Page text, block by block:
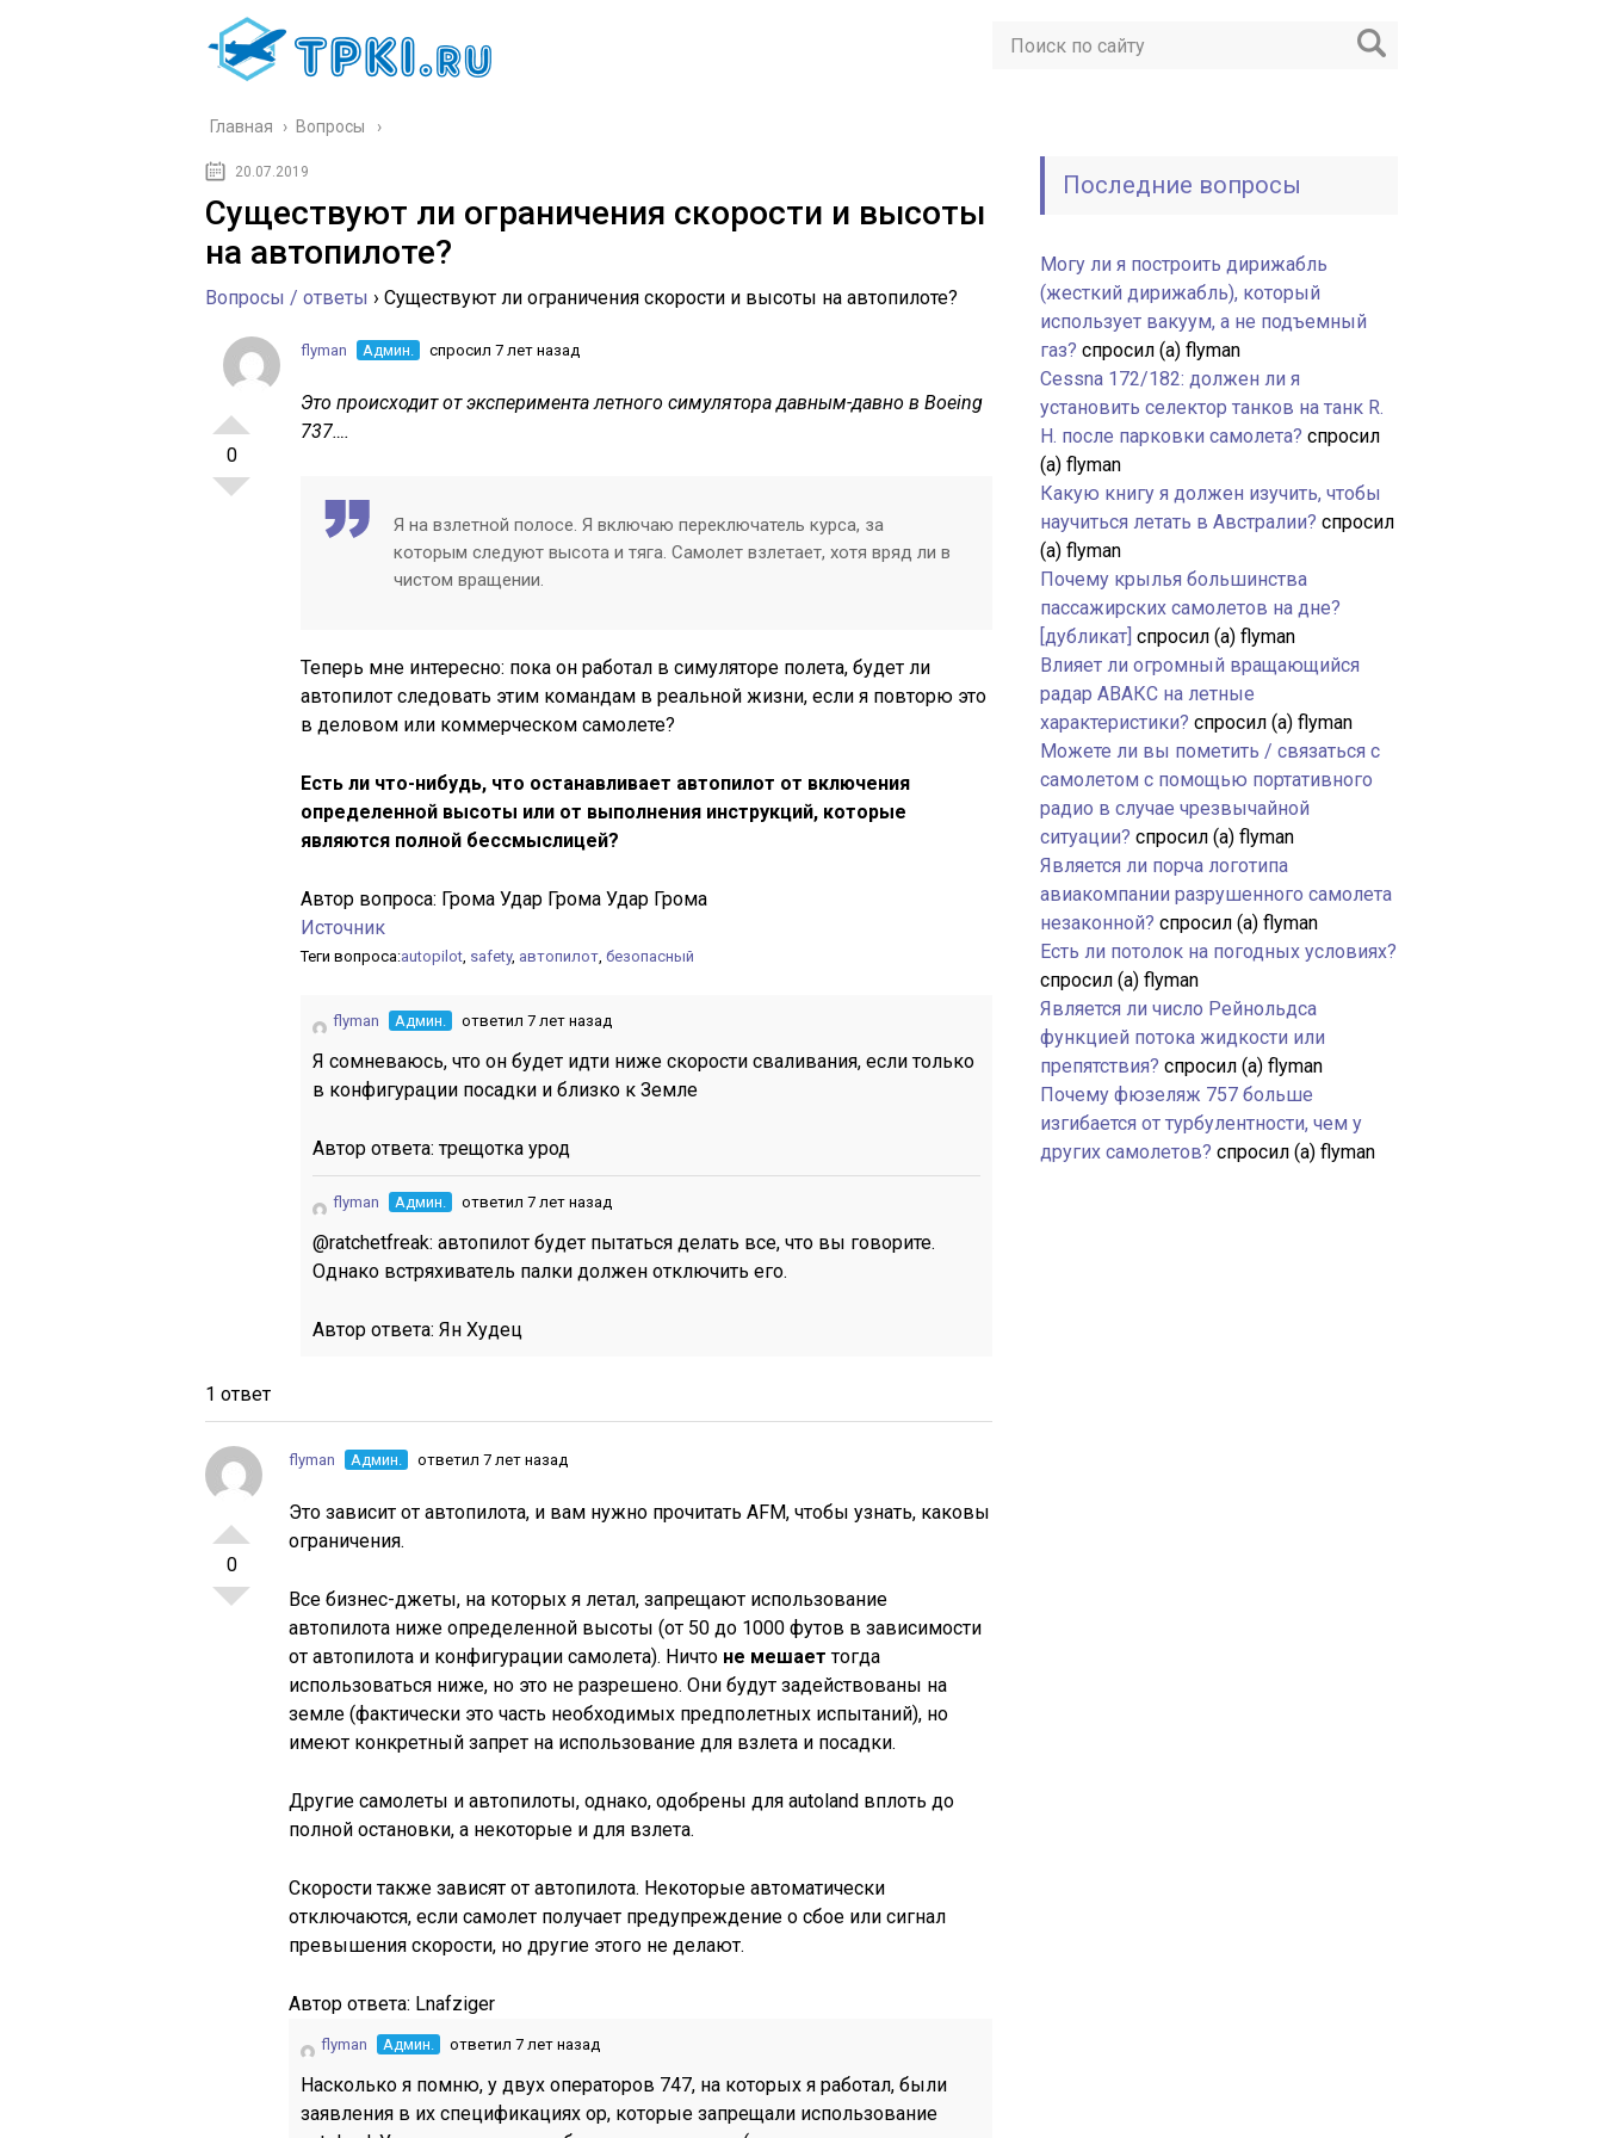
Главная › Вопросы
20.07.2019
Существуют ли ограничения скорости и высоты
на автопилоте?
Вопросы / ответы › Существуют ли ограничения скорости и высоты на автопилоте?
0
flyman Админ. спросил 7 лет назад
Это происходит от эксперимента летного симулятора давным-давно в Boeing
737….
Я на взлетной полосе. Я включаю переключатель курса, за
которым следуют высота и тяга. Самолет взлетает, хотя вряд ли в
чистом вращении.
Теперь мне интересно: пока он работал в симуляторе полета, будет ли
автопилот следовать этим командам в реальной жизни, если я повторю это
в деловом или коммерческом самолете?
Есть ли что-нибудь, что останавливает автопилот от включения
определенной высоты или от выполнения инструкций, которые
являются полной бессмыслицей?
Автор вопроса: Грома Удар Грома Удар Грома
Источник
Теги вопроса:autopilot, safety, автопилот, безопасный
flyman Админ. ответил 7 лет назад
Я сомневаюсь, что он будет идти ниже скорости сваливания, если только
в конфигурации посадки и близко к Земле
Автор ответа:трещотка урод
flyman Админ. ответил 7 лет назад
@ratchetfreak: автопилот будет пытаться делать все, что вы говорите.
Однако встряхиватель палки должен отключить его.
Автор ответа: Ян Худец
1 ответ
0
flyman Админ. ответил 7 лет назад
Это зависит от автопилота, и вам нужно прочитать AFM, чтобы узнать, каковы
ограничения.
Все бизнес-джеты, на которых я летал, запрещают использование
автопилота ниже определенной высоты (от 50 до 1000 футов в зависимости
от автопилота и конфигурации самолета). Ничто не мешаеттогда
использоваться ниже, но это не разрешено. Они будут задействованы на
земле (фактически это часть необходимых предполетных испытаний), но
имеют конкретный запрет на использование для взлета и посадки.
Другие самолеты и автопилоты, однако, одобрены для autoland вплоть до
полной остановки, а некоторые и для взлета.
Скорости также зависят от автопилота. Некоторые автоматически
отключаются, если самолет получает предупреждение о сбое или сигнал
превышения скорости, но другие этого не делают.
Автор ответа: Lnafziger
flyman Админ. ответил 7 лет назад
Насколько я помню, у двух операторов 747, на которых я работал, были
заявления в их спецификациях op, которые запрещали использование
Последние вопросы
Могу ли я построить дирижабль
(жесткий дирижабль), который
использует вакуум, а не подъемный
газ? спросил (а) flyman
Cessna 172/182: должен ли я
установить селектор танков на танк R.
H. после парковки самолета? спросил
(а) flyman
Какую книгу я должен изучить, чтобы
научиться летать в Австралии? спросил
(а) flyman
Почему крылья большинства
пассажирских самолетов на дне?
[дубликат] спросил (а) flyman
Влияет ли огромный вращающийся
радар АВАКС на летные
характеристики? спросил (а) flyman
Можете ли вы пометить / связаться с
самолетом с помощью портативного
радио в случае чрезвычайной
ситуации? спросил (а) flyman
Является ли порча логотипа
авиакомпании разрушенного самолета
незаконной? спросил (а) flyman
Есть ли потолок на погодных условиях?
спросил (а) flyman
Является ли число Рейнольдса
функцией потока жидкости или
препятствия? спросил (а) flyman
Почему фюзеляж 757 больше
изгибается от турбулентности, чем у
других самолетов? спросил (а) flyman